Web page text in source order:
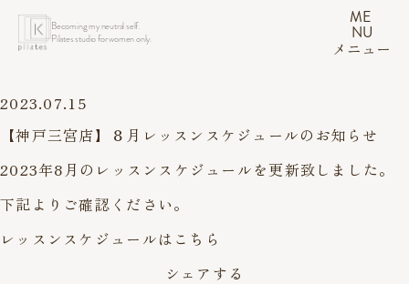
Becoming my neutral self.
Pilates studio for women only.
ME
NU
メニュー
2023.07.15
【神戸三宮店】８月レッスンスケジュールのお知らせ
2023年8月のレッスンスケジュールを更新致しました。
下記よりご確認ください。
レッスンスケジュールはこちら
シェアする